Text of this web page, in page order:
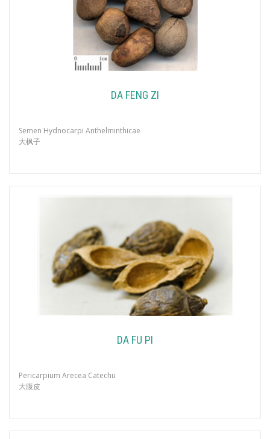
DA FENG ZI
Semen Hydnocarpi Anthelminthicae
大枫子
DA FU PI
Pericarpium Arecea Catechu
大腹皮